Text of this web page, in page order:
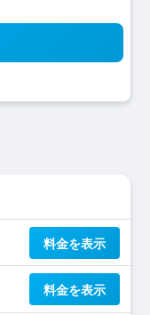
料金を表示
料金を表示